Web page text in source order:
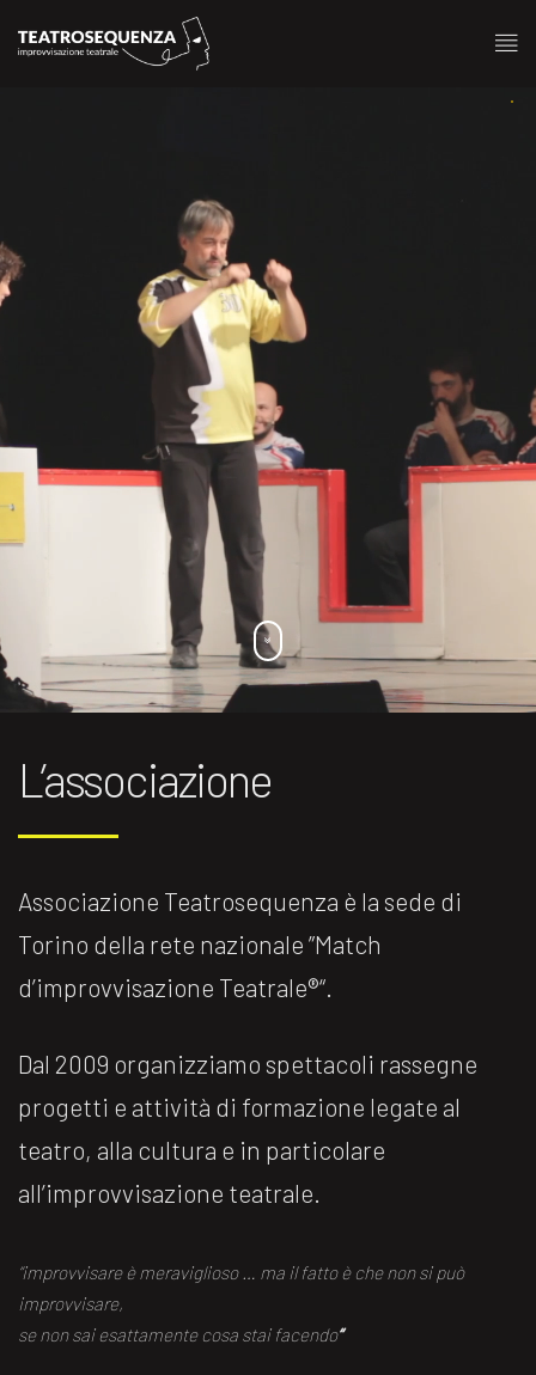
L’associazione
Associazione Teatrosequenza è la sede di
Torino della rete nazionale ”Match
d’improvvisazione Teatrale®️“.
Dal 2009 organizziamo spettacoli rassegne
progetti e attività di formazione legate al
teatro, alla cultura e in particolare
all’improvvisazione teatrale.
“improvvisare è meraviglioso … ma il fatto è che non si può
improvvisare,
se non sai esattamente cosa stai facendo“